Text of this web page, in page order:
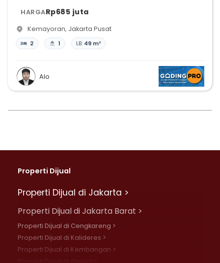
HARGARp685 juta
Kemayoran, Jakarta Pusat
2 1 LB: 49 m²
Alo
Properti Dijual
Properti Dijual di Jakarta >
Properti Dijual di Jakarta Barat >
Properti Dijual di Cengkareng >
Properti Dijual di Kalideres >
Properti Dijual di Kembangan >